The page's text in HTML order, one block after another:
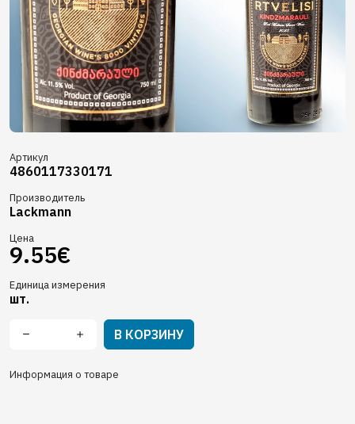
Артикул
4860117330171
Производитель
Lackmann
Цена
9.55€
Единица измерения
шт.
В КОРЗИНУ
Информация о товаре